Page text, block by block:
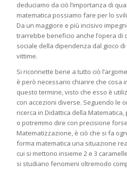
deduciamo da ciò l’importanza di
matematica possiamo fare per lo
Da un maggiore e più incisivo
trarrebbe beneficio anche l’opera di
sociale della dipendenza dal gioco
vittime.
Si riconnette bene a tutto ciò
è però necessario chiarire che cosa
questo termine, visto che esso è
con accezioni diverse. Seguendo le
ricerca in Didattica della
o potremmo dire con precisione
Matematizzazione, è ciò che si fa
forma matematica una situazione
cui si mettono insieme 2 e 3
si studiano fenomeni oltremodo